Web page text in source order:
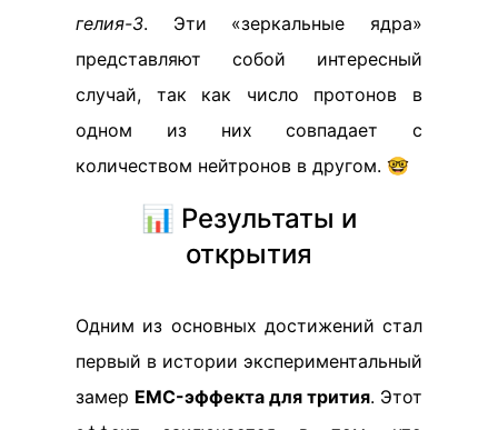
гелия-3. Эти «зеркальные ядра»
представляют собой интересный
случай, так как число протонов в
одном из них совпадает с
количеством нейтронов в другом. 🤓
📊 Результаты и
открытия
Одним из основных достижений стал
первый в истории экспериментальный
замер EMC-эффекта для трития. Этот